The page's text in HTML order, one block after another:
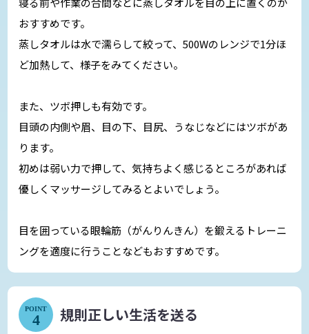
おすすめです。
蒸しタオルは水で濡らして絞って、500Wのレンジで1分ほ
ど加熱して、様子をみてください。
また、ツボ押しも有効です。
目頭の内側や眉、目の下、目尻、うなじなどにはツボがあ
ります。
初めは弱い力で押して、気持ちよく感じるところがあれば
優しくマッサージしてみるとよいでしょう。
目を囲っている眼輪筋（がんりんきん）を鍛えるトレーニ
ングを適度に行うことなどもおすすめです。
POINT
4 規則正しい生活を送る